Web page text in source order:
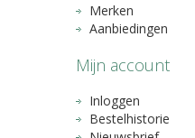
Merken
Aanbiedingen
Mijn account
Inloggen
Bestelhistorie